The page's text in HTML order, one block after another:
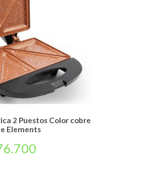
2 Puestos Color cobre
Elements